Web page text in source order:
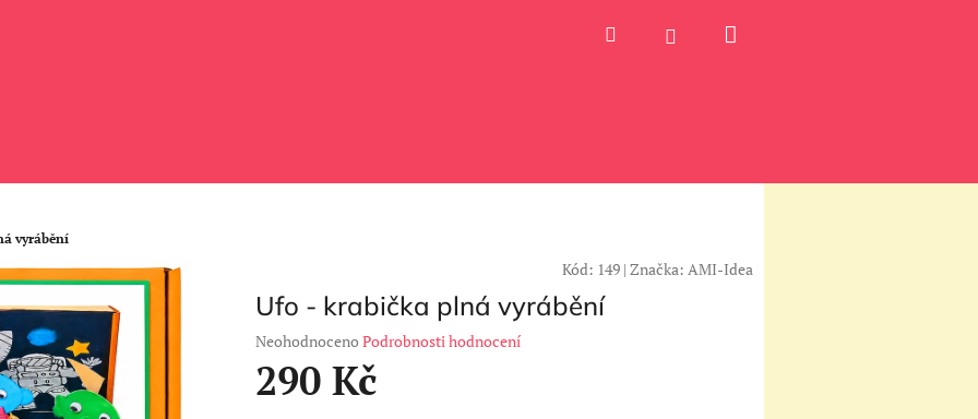
Hledat Přihlášení
vyrábění
Kód: 149 | Značka: AMI-Idea
Ufo - krabička plná vyrábění
Průměrné
produktu
Neohodnoceno Podrobnosti hodnocení
290 Kč